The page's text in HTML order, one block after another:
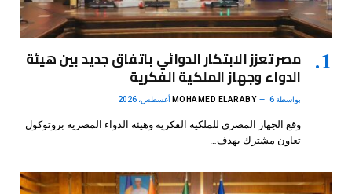
مصر تعزز الابتكار الدوائي باتفاق جديد بين هيئة
الدواء وجهاز الملكية الفكرية
بواسطة MOHAMED ELARABY 6 أغسطس، 2026
وقع الجهاز المصري للملكية الفكرية وهيئة الدواء المصرية بروتوكول
تعاون مشترك يهدف…